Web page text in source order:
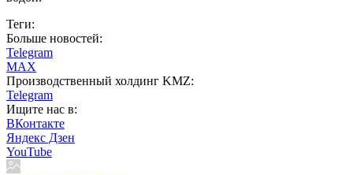
Теги:
Больше новостей:
Telegram
MAX
Производственный холдинг KMZ:
Telegram
Ищите нас в:
ВКонтакте
Яндекс Дзен
YouTube